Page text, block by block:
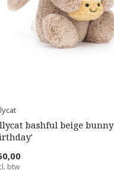
bashful beige bunny
btw